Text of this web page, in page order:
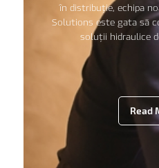
în distribuție, echipa
Solutions este gata să
soluții hidraulice
Read